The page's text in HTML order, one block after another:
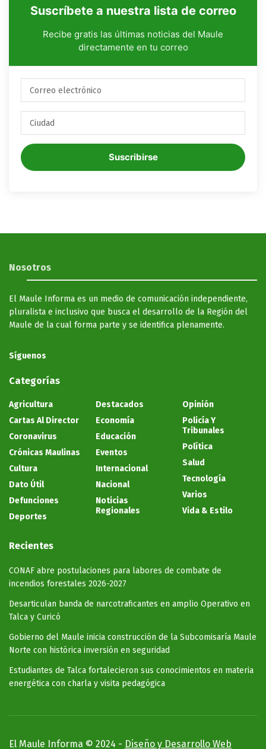
Suscríbete a nuestra lista de correo
Recibe gratis las últimas noticias del Maule
directamente en tu correo
Suscribirse
Nosotros
El Maule Informa es un medio de comunicación independiente,
pluralista e inclusivo que busca el desarrollo de la Región del
Maule de la cual forma parte y se identifica plenamente.
Síguenos
Categorías
Agricultura
Cartas Al Director
Coronavirus
Crónicas Maulinas
Cultura
Dato Útil
Defunciones
Deportes
Destacados
Economía
Educación
Eventos
Internacional
Nacional
Noticias
Regionales
Opinión
Policía Y
Tribunales
Política
Salud
Tecnología
Varios
Vida & Estilo
Recientes
CONAF abre postulaciones para labores de combate de
incendios forestales 2026-2027
Desarticulan banda de narcotraficantes en amplio Operativo en
Talca y Curicó
Gobierno del Maule inicia construcción de la Subcomisaría Maule
Norte con histórica inversión en seguridad
Estudiantes de Talca fortalecieron sus conocimientos en materia
energética con charla y visita pedagógica
El Maule Informa © 2024 - Diseño y Desarrollo Web